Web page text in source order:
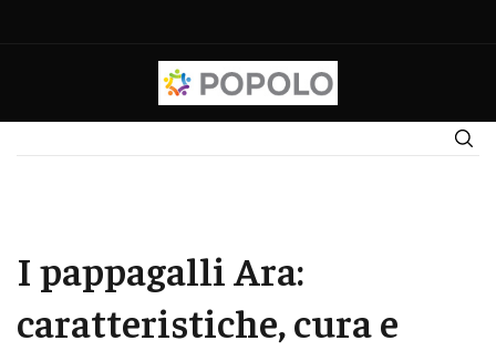
I pappagalli Ara:
caratteristiche, cura e